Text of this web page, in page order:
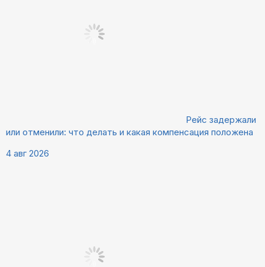
Рейс задержали
или отменили: что делать и какая компенсация положена
4 авг 2026